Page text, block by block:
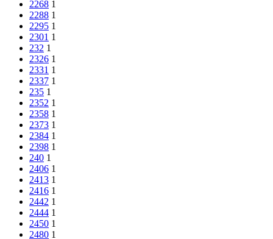
2268 1
2288 1
2295 1
2301 1
232 1
2326 1
2331 1
2337 1
235 1
2352 1
2358 1
2373 1
2384 1
2398 1
240 1
2406 1
2413 1
2416 1
2442 1
2444 1
2450 1
2480 1